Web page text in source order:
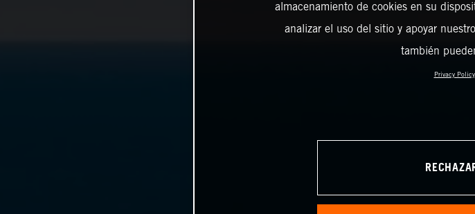
almacenamiento de cookies en su
analizar el uso del sitio y apoyar
también
Privacy Policy